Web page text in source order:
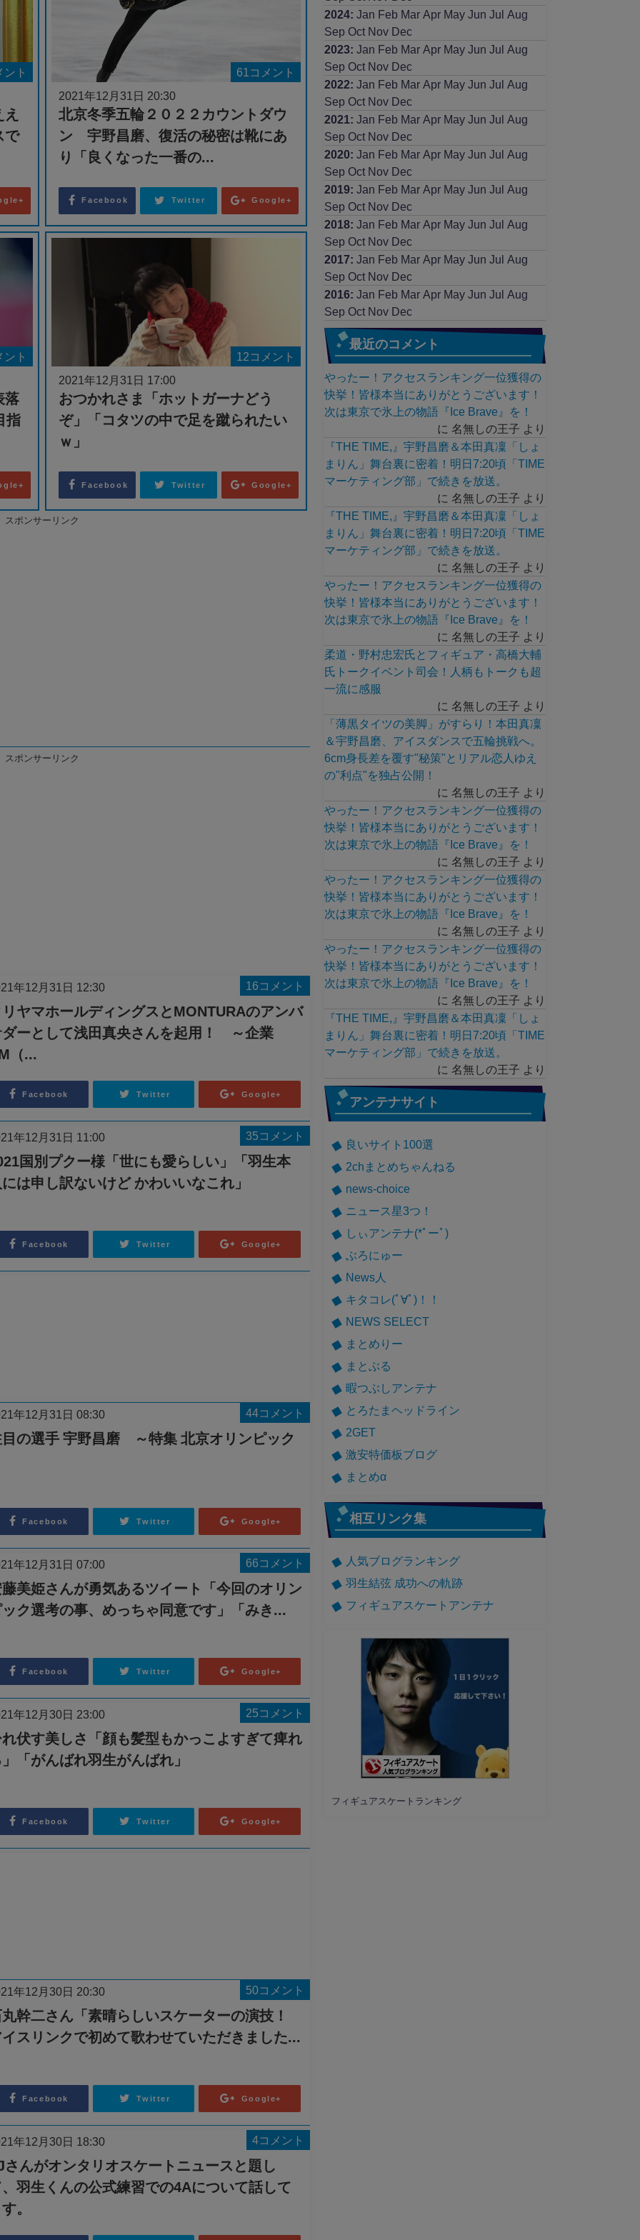
ント
で
Facebook Twitter Google+
61コメント
北京冬季五輪２０２２カウントダウ
ン 宇野昌磨、復活の秘密は靴にあ
り「良くなった一番の...
2021年12月31日 20:30
ント
落
指
Facebook Twitter Google+
12コメント
おつかれさま「ホットガーナどう
ぞ」「コタツの中で足を蹴られたい
ｗ」
2021年12月31日 17:00
スポンサーリンク
スポンサーリンク
16コメント
ヤマホールディングスとMONTURAのアンバ
ダーとして浅田真央さんを起用！ ～企業
（...
年12月31日 12:30
Facebook Twitter Google+
35コメント
国別プクー様「世にも愛らしい」「羽生本
は申し訳ないけど かわいいなこれ」
年12月31日 11:00
Facebook Twitter Google+
44コメント
の選手 宇野昌磨 ～特集 北京オリンピック
年12月31日 08:30
Facebook Twitter Google+
66コメント
美姫さんが勇気あるツイート「今回のオリン
ク選考の事、めっちゃ同意です」「みき...
年12月31日 07:00
Facebook Twitter Google+
25コメント
伏す美しさ「顔も髪型もかっこよすぎて痺れ
「がんばれ羽生がんばれ」
年12月30日 23:00
Facebook Twitter Google+
50コメント
幹二さん「素晴らしいスケーターの演技！
スリンクで初めて歌わせていただきました...
年12月30日 20:30
Facebook Twitter Google+
4コメント
さんがオンタリオスケートニュースと題し
羽生くんの公式練習での4Aについて話して
。
年12月30日 18:30
2024: Jan Feb Mar Apr May Jun Jul
Aug
Sep Oct Nov Dec
2023: Jan Feb Mar Apr May Jun Jul
Aug
Sep Oct Nov Dec
2022: Jan Feb Mar Apr May Jun Jul
Aug
Sep Oct Nov Dec
2021 : Jan Feb Mar Apr May Jun Jul
Aug
Sep Oct Nov Dec
2020: Jan Feb Mar Apr May Jun Jul
Aug
Sep Oct Nov Dec
2019: Jan Feb Mar Apr May Jun Jul
Aug
Sep Oct Nov Dec
2018: Jan Feb Mar Apr May Jun Jul
Aug
Sep Oct Nov Dec
2017: Jan Feb Mar Apr May Jun Jul
Aug
Sep Oct Nov Dec
2016: Jan Feb Mar Apr May Jun Jul
Aug
Sep Oct Nov Dec
最近のコメント
やったー！アクセスランキング一位獲得の
快挙！皆様本当にありがとうございます！
次は東京で氷上の物語『Ice Brave』を！
に 名無しの王子 より
『THE TIME,』宇野昌磨＆本田真凜「しょ
まりん」舞台裏に密着！明日7:20頃「TIME
マーケティング部」で続きを放送。
に 名無しの王子 より
『THE TIME,』宇野昌磨＆本田真凜「しょ
まりん」舞台裏に密着！明日7:20頃「TIME
マーケティング部」で続きを放送。
に 名無しの王子 より
やったー！アクセスランキング一位獲得の
快挙！皆様本当にありがとうございます！
次は東京で氷上の物語『Ice Brave』を！
に 名無しの王子 より
柔道・野村忠宏氏とフィギュア・高橋大輔
氏トークイベント司会！人柄もトークも超
一流に感服
に 名無しの王子 より
「薄黒タイツの美脚」がすらり！本田真凜
＆宇野昌磨、アイスダンスで五輪挑戦へ。
6cm身長差を覆す"秘策"とリアル恋人ゆえ
の"利点"を独占公開！
に 名無しの王子 より
やったー！アクセスランキング一位獲得の
快挙！皆様本当にありがとうございます！
次は東京で氷上の物語『Ice Brave』を！
に 名無しの王子 より
やったー！アクセスランキング一位獲得の
快挙！皆様本当にありがとうございます！
次は東京で氷上の物語『Ice Brave』を！
に 名無しの王子 より
やったー！アクセスランキング一位獲得の
快挙！皆様本当にありがとうございます！
次は東京で氷上の物語『Ice Brave』を！
に 名無しの王子 より
『THE TIME,』宇野昌磨＆本田真凜「しょ
まりん」舞台裏に密着！明日7:20頃「TIME
マーケティング部」で続きを放送。
に 名無しの王子 より
アンテナサイト
良いサイト100選
2chまとめちゃんねる
news-choice
ニュース星3つ！
しぃアンテナ(*ﾟーﾟ)
ぶろにゅー
News人
キタコレ(ﾟ∀ﾟ)！！
NEWS SELECT
まとめりー
まとぶる
暇つぶしアンテナ
とろたまヘッドライン
2GET
激安特価板ブログ
まとめα
相互リンク集
人気ブログランキング
羽生結弦 成功への軌跡
フィギュアスケートアンテナ
フィギュアスケートランキング